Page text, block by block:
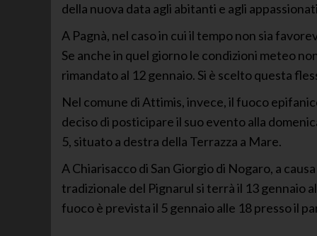
della nuova data agli abitanti e agli
A Pagnà, nel caso in cui il tempo non sia
Se anche in quel giorno le condizioni meteo
rimandato al 12 gennaio. Si è scelto questa
Nel comune di Attimis, invece, il fuoco
deciso di posticipare il suo evento alla
5, situato a destra della Terrazza a Mare.
A Chiarisacco di San Giorgio di Nogaro, a
tradizionale del Pignarul si terrà il 13 gennaio
fuoco è prevista il 5 gennaio alle 18 presso il